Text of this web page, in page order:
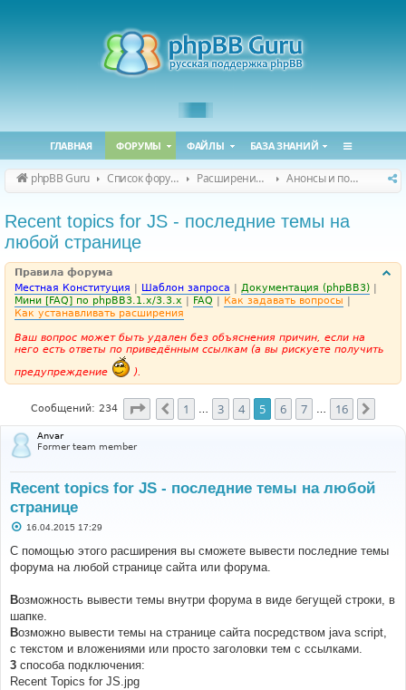
ГЛАВНАЯ ФОРУМЫ ФАЙЛЫ БАЗА ЗНАНИЙ
phpBB Guru Список форумов Расширения phpBB Анонсы и поддержка расширений для phpBB
Recent topics for JS - последние темы на
любой странице
Правила форума
Местная Конституция | Шаблон запроса | Документация (phpBB3) |
Мини [FAQ] по phpBB3.1.x/3.3.x | FAQ | Как задавать вопросы |
Как устанавливать расширения
Ваш вопрос может быть удален без объяснения причин, если на
него есть ответы по приведённым ссылкам (а вы рискуете получить
предупреждение
).
Сообщений: 234 Страница5 из 16
Пред.
1 3 4 5 6 7 16
Anvar
Former team member
Recent topics for JS - последние темы на любой
странице
С
о
б
щ
и
е
16.04.2015 17:29
С помощью этого расширения вы сможете вывести последние темы
форума на любой странице сайта или форума.
Bозможность вывести темы внутри форума в виде бегущей строки, в
шапке.
Bозможно вывести темы на странице сайта посредством java script,
с текстом и вложениями или просто заголовки тем с ссылками.
3 способа подключения:
Recent Topics for JS.jpg